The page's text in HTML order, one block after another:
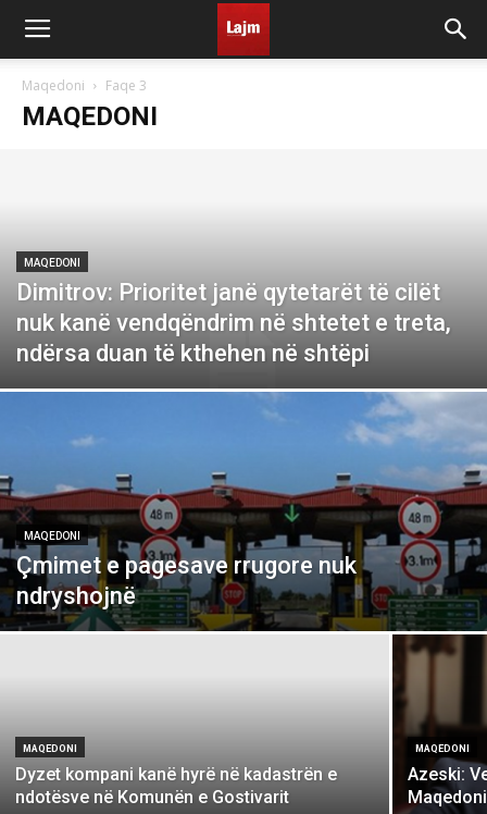
Maqedoni Faqe 3
MAQEDONI
MAQEDONI
Dimitrov: Prioritet janë qytetarët të cilët
nuk kanë vendqëndrim në shtetet e treta,
ndërsa duan të kthehen në shtëpi
MAQEDONI
Çmimet e pagesave rrugore nuk
ndryshojnë
MAQEDONI
Dyzet kompani kanë hyrë në kadastrën e
ndotësve në Komunën e Gostivarit
MAQEDONI
Azeski: